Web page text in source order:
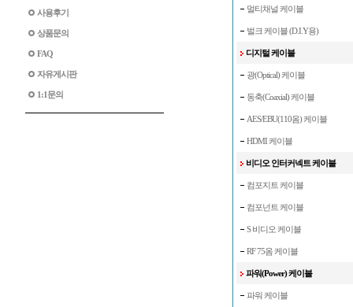
사용후기
상품문의
FAQ
자유게시판
1:1문의
멀티채널 케이블
벌크 케이블 (D.I.Y용)
디지털 케이블
광(Optical) 케이블
동축(Coaxial) 케이블
AES/EBU(110옴) 케이블
HDMI 케이블
비디오 인터커넥트 케이블
컴포지트 케이블
컴포넌트 케이블
S 비디오 케이블
RF 75옴 케이블
파워(Power) 케이블
파워 케이블